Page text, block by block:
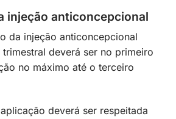
injeção anticoncepcional
da injeção anticoncepcional
trimestral deverá ser no primeiro
no máximo até o terceiro
deverá ser respeitada